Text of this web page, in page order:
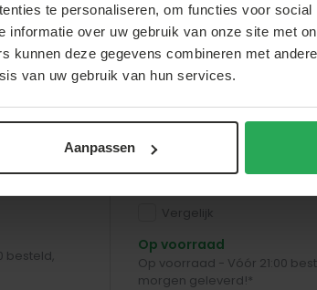
te personaliseren, om functies voor
informatie over uw gebruik van onze site met
kunnen deze gegevens combineren met
van uw gebruik van hun services.
Aanpassen
besteld,
Lizzely Garden & Living
Stretch rok blauw
Vergelijk
Op voorraad
Op voorraad - Vóór 21:00
morgen geleverd!*